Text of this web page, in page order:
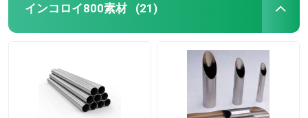
インコロイ800素材 (21)